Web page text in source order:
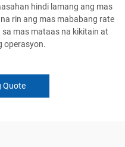
hindi lamang ang mas
rin ang mas mababang rate
mas mataas na kikitain at
operasyon.
Quote